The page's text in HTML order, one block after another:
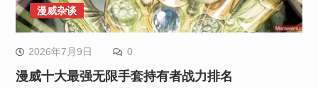
漫威杂谈
2026年7月9日 0
漫威十大最强无限手套持有者战力排名